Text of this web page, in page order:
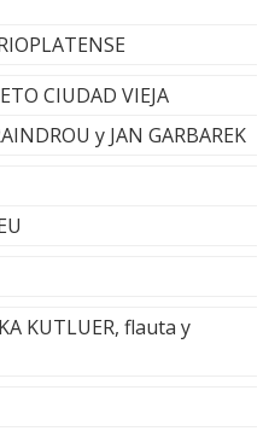
CIUDAD VIEJA
y JAN GARBAREK
KUTLUER, flauta y